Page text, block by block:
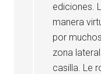
ediciones.
manera
por
zona
casilla. Le